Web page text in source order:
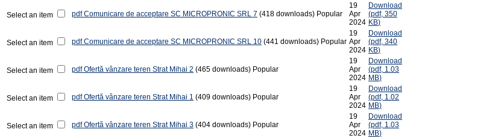
Select an item pdf Comunicare de acceptare SC MICROPRONIC SRL 7 (418 downloads) Popular
19
Apr
2024
Download
(pdf, 350
KB)
Select an item pdf Comunicare de acceptare SC MICROPRONIC SRL 10 (441 downloads) Popular
19
Apr
2024
Download
(pdf, 340
KB)
Select an item pdf Ofertă vânzare teren Strat Mihai 2 (465 downloads) Popular
19
Apr
2024
Download
(pdf, 1.03
MB)
Select an item pdf Ofertă vânzare teren Strat Mihai 1 (409 downloads) Popular
19
Apr
2024
Download
(pdf, 1.02
MB)
Select an item pdf Ofertă vânzare teren Strat Mihai 3 (404 downloads) Popular
19
Apr
2024
Download
(pdf, 1.03
MB)